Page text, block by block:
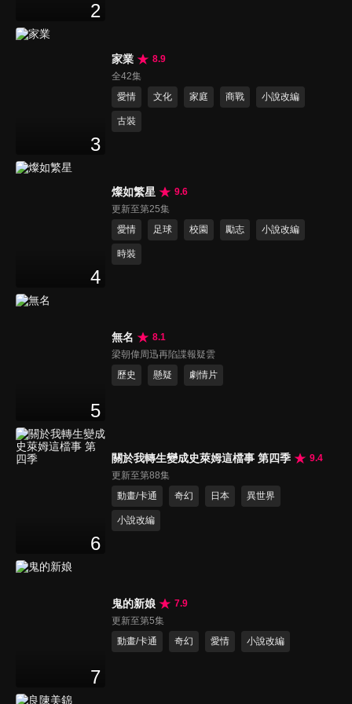
2
3
家業
8.9
全42集
愛情
文化 家庭 商戰 小說改編
古裝
4
燦如繁星
9.6
更新至第25集
愛情
足球 校園 勵志 小說改編
時裝
5
無名
8.1
梁朝偉周迅再陷諜報疑雲
歷史
懸疑 劇情片
6
關於我轉生變成史萊姆這檔事 第四季
9.4
更新至第88集
動畫/卡通
奇幻 日本 異世界
小說改編
7
鬼的新娘
7.9
更新至第5集
動畫/卡通
奇幻 愛情 小說改編